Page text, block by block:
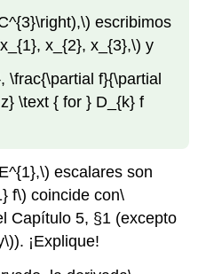
escribimos
x_{2}, x_{3},\) y
\frac{\partial f}{\partial
\text { for } D_{k} f
escalares son
f\) coincide con\
Capítulo 5, §1 (excepto
). ¡Explique!